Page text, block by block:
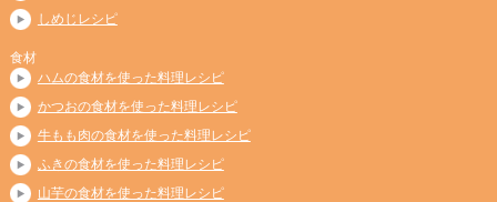
しめじレシピ
食材
ハムの食材を使った料理レシピ
かつおの食材を使った料理レシピ
牛もも肉の食材を使った料理レシピ
ふきの食材を使った料理レシピ
山芋の食材を使った料理レシピ